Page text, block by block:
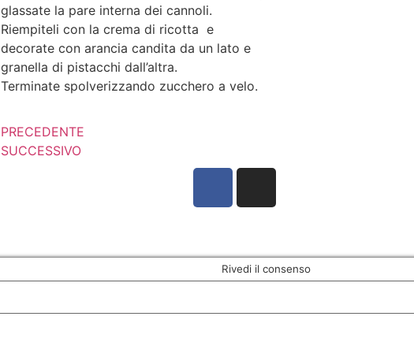
glassate la pare interna dei cannoli.
Riempiteli con la crema di ricotta e
decorate con arancia candita da un lato e
granella di pistacchi dall’altra.
Terminate spolverizzando zucchero a velo.
PRECEDENTE
SUCCESSIVO
Rivedi il consenso